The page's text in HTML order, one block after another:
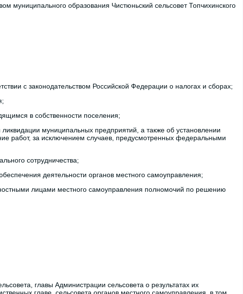
муниципального образования Чистюньский сельсовет Топчихинского
с законодательством Российской Федерации о налогах и сборах;
в собственности поселения;
муниципальных предприятий, а также об установлении
работ, за исключением случаев, предусмотренных федеральными
сотрудничества;
деятельности органов местного самоуправления;
лицами местного самоуправления полномочий по решению
главы Администрации сельсовета о результатах их